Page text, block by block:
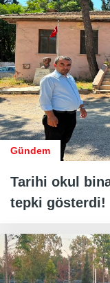
Gündem
Tarihi okul
tepki gösterdi!